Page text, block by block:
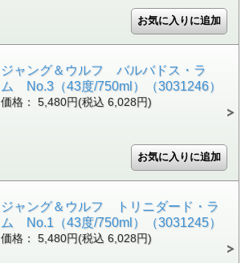
ジャング＆ウルフ バルバドス・ラ
ム No.3（43度/750ml）（3031246）
価格： 5,480円(税込 6,028円)
ジャング＆ウルフ トリニダード・ラ
ム No.1（43度/750ml）（3031245）
価格： 5,480円(税込 6,028円)